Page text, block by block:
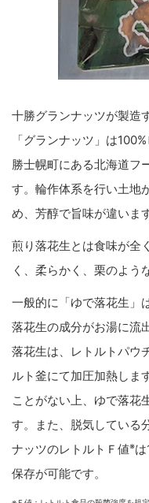
十勝グランナッツが製造
「グランナッツ」は
勝士幌町にある北海道フ
す。輪作体系を行い土地
め、芳醇で旨味が違います
煎り落花生とは食味が全
く、柔らかく、栗のよう
一般的に「ゆで落花生」
落花生の成分がお湯に流
落花生は、レトルトパウ
ルト釜にて加圧加熱しま
ことがない上、ゆで落花
す。また、脱気している
ナッツのレトルトＦ値※
保存が可能です。